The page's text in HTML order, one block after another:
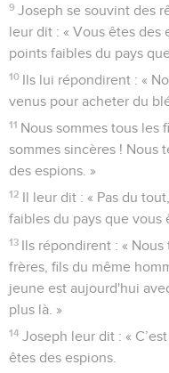
9 Joseph se souvint des
leur dit : « Vous êtes des
points faibles du pays
10 Ils lui répondirent : «
venus pour acheter du
11 Nous sommes tous les
sommes sincères ! Nous
des espions. »
12 Il leur dit : « Pas du
faibles du pays que vous
13 Ils répondirent : «
frères, fils du même
jeune est aujourd'hui
plus là. »
14 Joseph leur dit : «
êtes des espions.